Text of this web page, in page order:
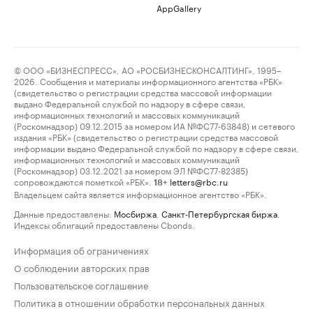
AppGallery
© ООО «БИЗНЕСПРЕСС», АО «РОСБИЗНЕСКОНСАЛТИНГ», 1995–
2026. Сообщения и материалы информационного агентства «РБК»
(свидетельство о регистрации средства массовой информации
выдано Федеральной службой по надзору в сфере связи,
информационных технологий и массовых коммуникаций
(Роскомнадзор) 09.12.2015 за номером ИА №ФС77-63848) и сетевого
издания «РБК» (свидетельство о регистрации средства массовой
информации выдано Федеральной службой по надзору в сфере связи,
информационных технологий и массовых коммуникаций
(Роскомнадзор) 03.12.2021 за номером ЭЛ №ФС77-82385)
сопровождаются пометкой «РБК».
18+ letters@rbc.ru
Владельцем сайта является информационное агентство «РБК».
Данные предоставлены: Мосбиржа Санкт-Петербургская биржа
Индексы облигаций предоставлены Cbonds.
Информация об ограничениях
О соблюдении авторских прав
Пользовательское соглашение
Политика в отношении обработки персональных данных